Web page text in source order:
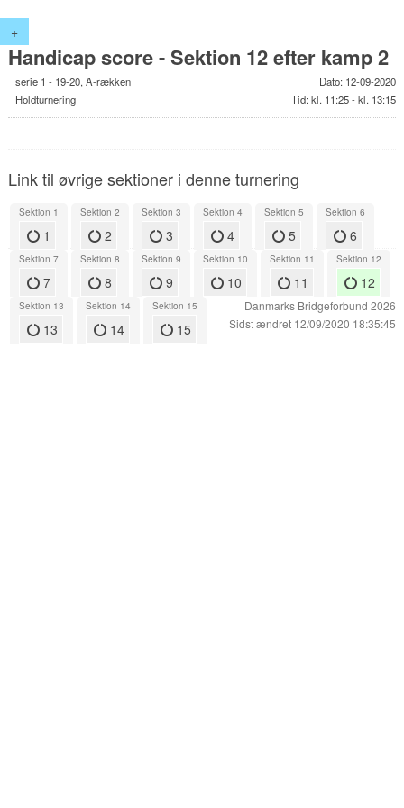
+
Handicap score - Sektion 12 efter kamp 2
serie 1 - 19-20, A-rækken
Holdturnering
Dato: 12-09-2020
Tid: kl. 11:25 - kl. 13:15
Link til øvrige sektioner i denne turnering
Sektion 1
1
Sektion 2
2
Sektion 3
3
Sektion 4
4
Sektion 5
5
Sektion 6
6
Sektion 7
7
Sektion 8
8
Sektion 9
9
Sektion 10
10
Sektion 11
11
Sektion 12
12
Sektion 13
13
Sektion 14
14
Sektion 15
15
Danmarks Bridgeforbund 2026
Sidst ændret 12/09/2020 18:35:45